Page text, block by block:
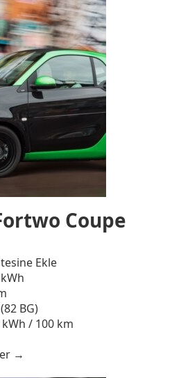
Coupe
Ekle
BG)
kWh / 100 km
→